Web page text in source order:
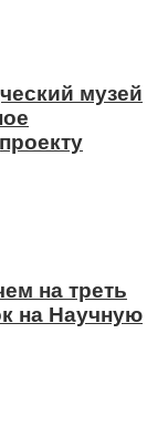
музей
на треть
на Научную